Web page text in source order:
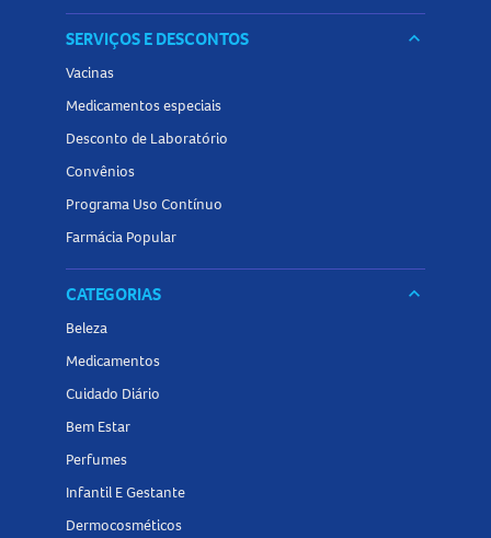
SERVIÇOS E DESCONTOS keyboard_arrow_down
Vacinas
Medicamentos especiais
Desconto de Laboratório
Convênios
Programa Uso Contínuo
Farmácia Popular
CATEGORIAS keyboard_arrow_down
Beleza
Medicamentos
Cuidado Diário
Bem Estar
Perfumes
Infantil E Gestante
Dermocosméticos